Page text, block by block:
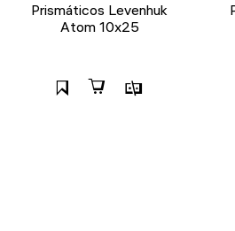
Prismáticos Levenhuk
Atom 10x25